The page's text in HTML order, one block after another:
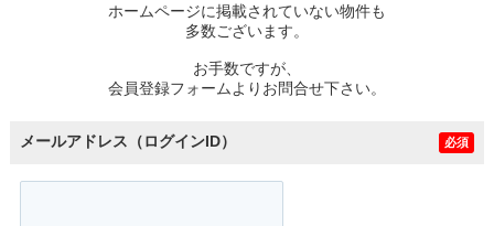
ホームページに掲載されていない物件も
多数ございます。
お手数ですが、
会員登録フォームよりお問合せ下さい。
メールアドレス（ログインID） 必須